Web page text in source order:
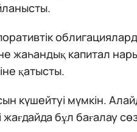
жаһандық капитал
қатысты.
күшейтуі мүмкін.
бұл бағалау